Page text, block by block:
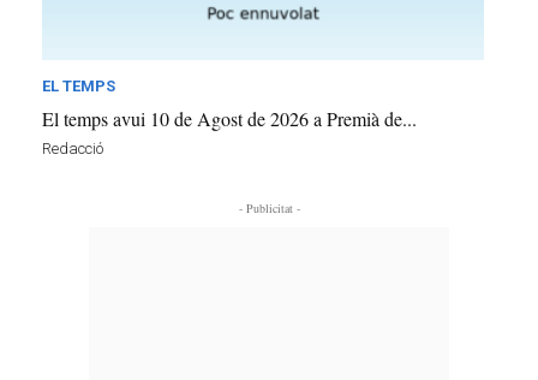
EL TEMPS
El temps avui 10 de Agost de 2026 a Premià de...
Redacció
- Publicitat -